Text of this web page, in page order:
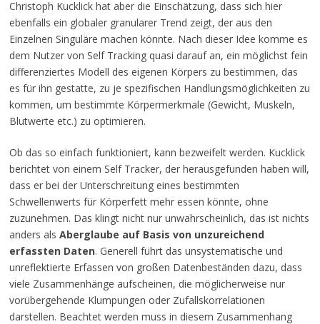
Christoph Kucklick hat aber die Einschätzung, dass sich hier
ebenfalls ein globaler granularer Trend zeigt, der aus den
Einzelnen Singuläre machen könnte. Nach dieser Idee komme es
dem Nutzer von Self Tracking quasi darauf an, ein möglichst fein
differenziertes Modell des eigenen Körpers zu bestimmen, das
es für ihn gestatte, zu je spezifischen Handlungsmöglichkeiten zu
kommen, um bestimmte Körpermerkmale (Gewicht, Muskeln,
Blutwerte etc.) zu optimieren.
Ob das so einfach funktioniert, kann bezweifelt werden. Kucklick
berichtet von einem Self Tracker, der herausgefunden haben will,
dass er bei der Unterschreitung eines bestimmten
Schwellenwerts für Körperfett mehr essen könnte, ohne
zuzunehmen. Das klingt nicht nur unwahrscheinlich, das ist nichts
anders als Aberglaube auf Basis von unzureichend
erfassten Daten. Generell führt das unsystematische und
unreflektierte Erfassen von großen Datenbeständen dazu, dass
viele Zusammenhänge aufscheinen, die möglicherweise nur
vorübergehende Klumpungen oder Zufallskorrelationen
darstellen. Beachtet werden muss in diesem Zusammenhang